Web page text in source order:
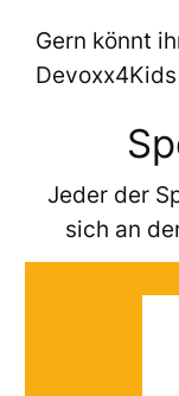
Gern könnt
Jeder der
sich an